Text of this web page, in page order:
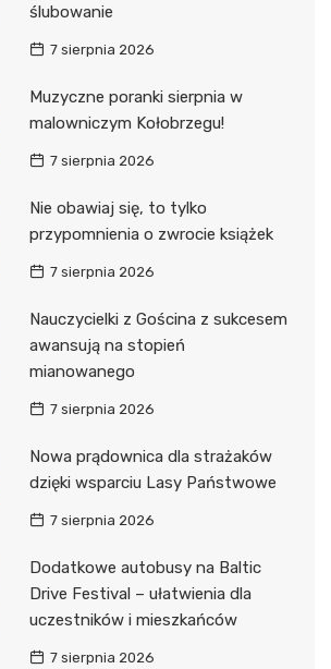
ślubowanie
7 sierpnia 2026
Muzyczne poranki sierpnia w
malowniczym Kołobrzegu!
7 sierpnia 2026
Nie obawiaj się, to tylko
przypomnienia o zwrocie książek
7 sierpnia 2026
Nauczycielki z Gościna z sukcesem
awansują na stopień
mianowanego
7 sierpnia 2026
Nowa prądownica dla strażaków
dzięki wsparciu Lasy Państwowe
7 sierpnia 2026
Dodatkowe autobusy na Baltic
Drive Festival – ułatwienia dla
uczestników i mieszkańców
7 sierpnia 2026